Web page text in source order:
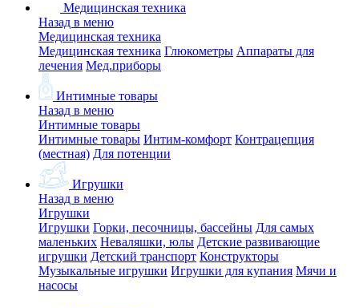
Медицинская техника
Назад в меню
Медицинская техника
Медицинская техника Глюкометры Аппараты для
лечения Мед.приборы
Интимные товары
Назад в меню
Интимные товары
Интимные товары Интим-комфорт Контрацепция
(местная) Для потенции
Игрушки
Назад в меню
Игрушки
Игрушки Горки, песочницы, бассейны Для самых
маленьких Неваляшки, юлы Детские развивающие
игрушки Детский транспорт Конструкторы
Музыкальные игрушки Игрушки для купания Мячи и
насосы